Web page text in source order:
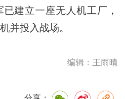
建立一座无人机工厂，
并投入战场。
编辑：王雨晴